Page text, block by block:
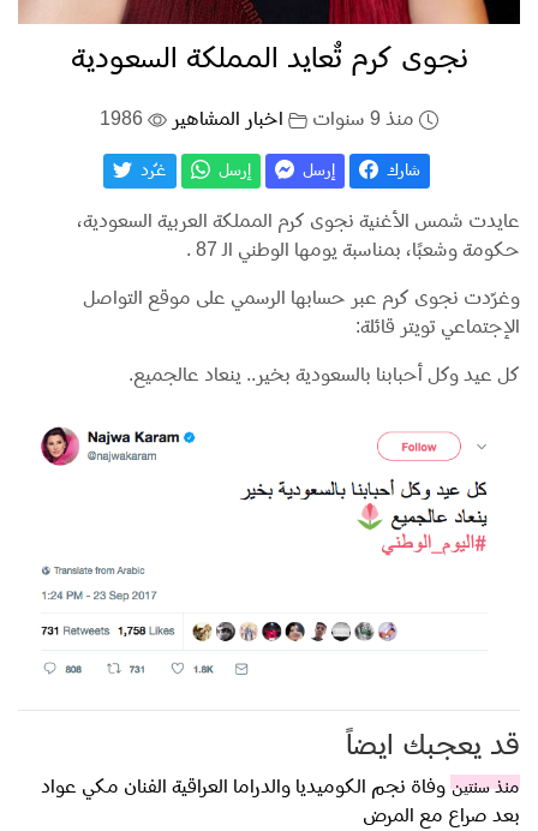
نجوى كرم تُعايد المملكة السعودية
منذ 9 سنوات اخبار المشاهير
شارك إرسل إرسل غـّرد
عايدت شمس الأغنية نجوى كرم المملكة العربية السعودية،
حكومة وشعبًا، بمناسبة يومها الوطني الـ 87 .
وغرّدت نجوى كرم عبر حسابها الرسمي على موقع التواصل
الإجتماعي تويتر قائلة:
كل عيد وكل أحبابنا بالسعودية بخير.. ينعاد عالجميع.
قد يعجبك ايضاً
منذ سنتين وفاة نجم الكوميديا والدراما العراقية الفنان مكي عواد
بعد صراع مع المرض